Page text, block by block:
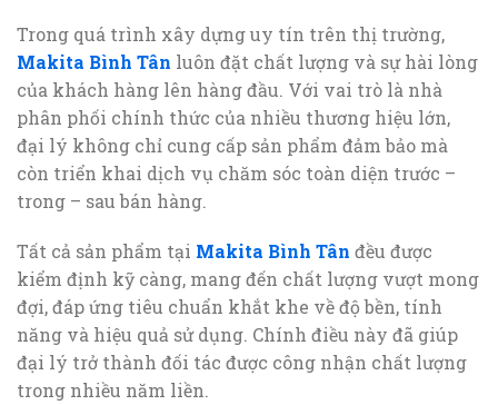
Trong quá trình xây dựng uy tín trên thị trường,
Makita Bình Tân luôn đặt chất lượng và sự hài lòng
của khách hàng lên hàng đầu. Với vai trò là nhà
phân phối chính thức của nhiều thương hiệu lớn,
đại lý không chỉ cung cấp sản phẩm đảm bảo mà
còn triển khai dịch vụ chăm sóc toàn diện trước –
trong – sau bán hàng.
Tất cả sản phẩm tại Makita Bình Tân đều được
kiểm định kỹ càng, mang đến chất lượng vượt mong
đợi, đáp ứng tiêu chuẩn khắt khe về độ bền, tính
năng và hiệu quả sử dụng. Chính điều này đã giúp
đại lý trở thành đối tác được công nhận chất lượng
trong nhiều năm liền.